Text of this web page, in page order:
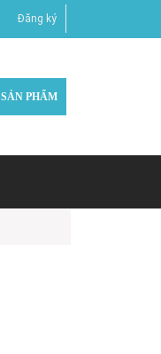
Đăng ký
SẢN PHẨM